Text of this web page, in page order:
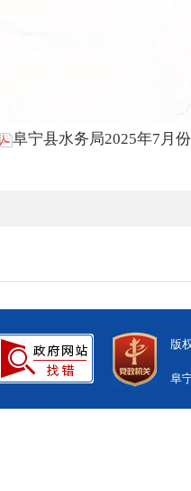
阜宁县水务局2025年7月
版
阜